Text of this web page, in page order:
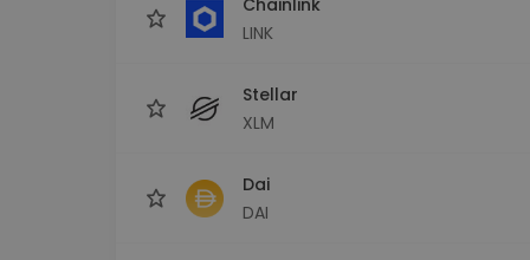
LINK
Stellar
XLM
Dai
DAI